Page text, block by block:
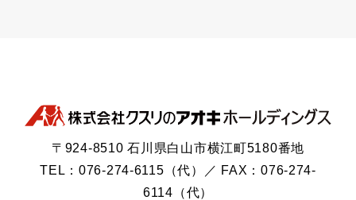
〒924-8510 石川県白山市横江町5180番地
TEL：076-274-6115（代）／ FAX：076-274-
6114（代）